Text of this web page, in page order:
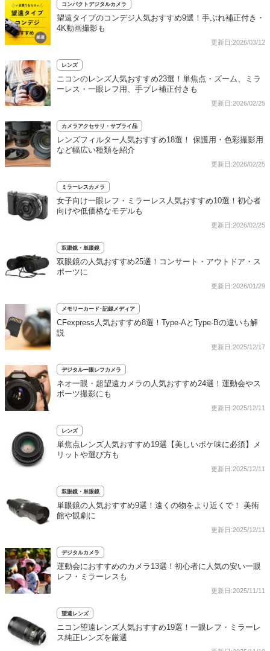
コンパクトデジタルカメラ
望遠タイプのコンデジ人気おすすめ9選！手ぶれ補正付き・
4K動画撮影も
更新日:2026/03/12
レンズ
ニコンのレンズ人気おすすめ23選！単焦点・ズーム、ミラ
ーレス・一眼レフ用、手ブレ補正付きも
更新日:2026/02/25
カメラアクセサリ・サプライ品
レンズフィルター人気おすすめ18選！ 保護用・色彩撮影用
など幅広い種類を紹介
更新日:2026/02/25
ミラーレスカメラ
女子向け一眼レフ・ミラーレス人気おすすめ10選！初心者
向けや低価格なモデルも
更新日:2026/02/25
双眼鏡・単眼鏡
双眼鏡の人気おすすめ25選！コンサート・アウトドア・ス
ポーツに
更新日:2026/01/29
メモリーカード･記録メディア
CFexpress人気おすすめ8選！Type-AとType-Bの違いも解
説
更新日:2025/12/17
デジタル一眼レフカメラ
ネオ一眼・超望遠カメラの人気おすすめ24選！運動会やス
ポーツ撮影にも
更新日:2025/12/11
レンズ
単焦点レンズ人気おすすめ19選【美しいボケ味に必須】メ
リットや選び方も
更新日:2025/12/11
双眼鏡・単眼鏡
単眼鏡の人気おすすめ9選！遠くの物をより近くで！ 美術
館や観劇に
更新日:2025/12/11
デジタルカメラ
運動会におすすめのカメラ13選！初心者に人気の安い一眼
レフ・ミラーレスも
更新日:2025/11/11
望遠レンズ
ニコン望遠レンズ人気おすすめ19選！一眼レフ・ミラーレ
ス純正レンズを厳選